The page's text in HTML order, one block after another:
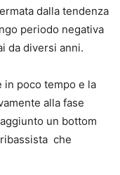
dalla tendenza
periodo negativa
da diversi anni.
in poco tempo e la
alla fase
un bottom
che